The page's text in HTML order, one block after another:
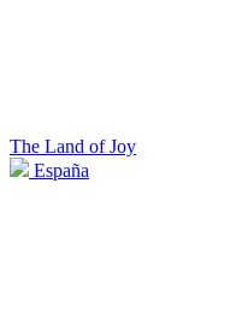
The Land of Joy
España